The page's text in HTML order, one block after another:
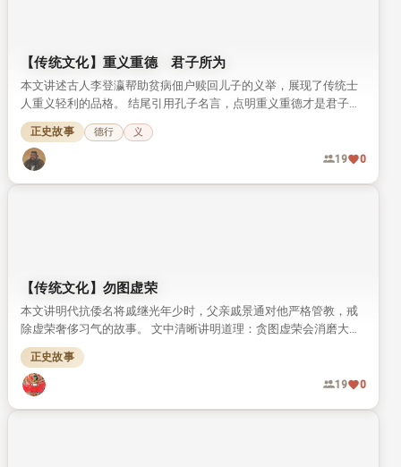
【传统文化】重义重德 君子所为
本文讲述古人李登瀛帮助贫病佃户赎回儿子的义举，展现了传统士
人重义轻利的品格。 结尾引用孔子名言，点明重义重德才是君子所
为的核心观点。
正史故事 德行 义
19 0
【传统文化】勿图虚荣
本文讲明代抗倭名将戚继光年少时，父亲戚景通对他严格管教，戒
除虚荣奢侈习气的故事。 文中清晰讲明道理：贪图虚荣会消磨大
志，难成一番事业。
正史故事
19 0